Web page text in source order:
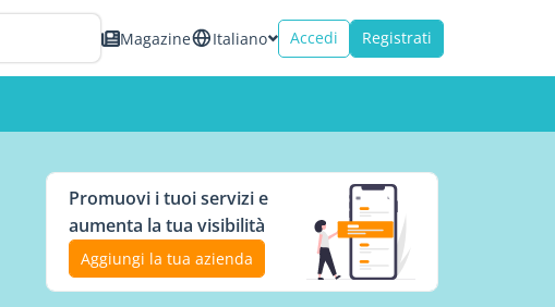
Magazine Italiano Accedi Registrati
Promuovi i tuoi servizi e
aumenta la tua visibilità
Aggiungi la tua azienda